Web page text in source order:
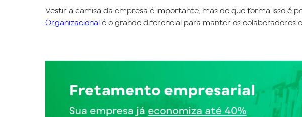
Vestir a camisa da empresa é importante, mas de que forma isso é
Organizacionalé o grande diferencial para manter os colaboradores